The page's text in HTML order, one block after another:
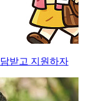
받고 지원하자